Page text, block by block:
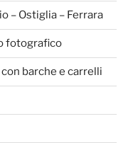
– Ostiglia – Ferrara
fotografico
barche e carrelli